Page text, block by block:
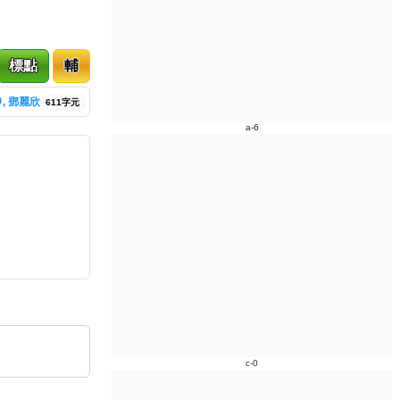
標點 輔
鄧麗欣 611字元
a-6
c-0